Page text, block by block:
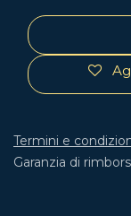
Termini e
Garanzia di